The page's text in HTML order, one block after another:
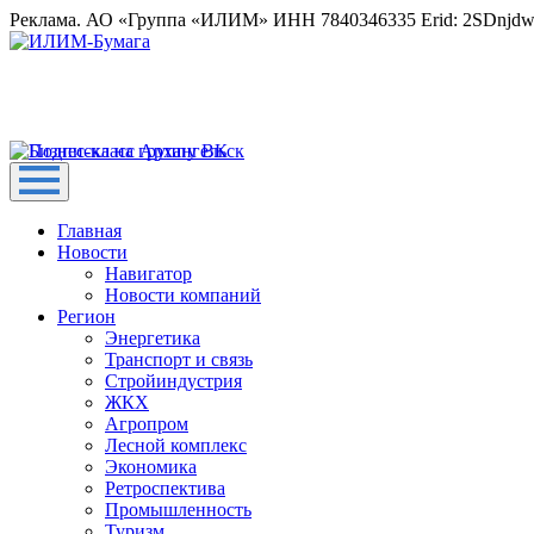
Реклама. АО «Группа «ИЛИМ» ИНН 7840346335 Erid:
Главная
Новости
Навигатор
Новости компаний
Регион
Энергетика
Транспорт и связь
Стройиндустрия
ЖКХ
Агропром
Лесной комплекс
Экономика
Ретроспектива
Промышленность